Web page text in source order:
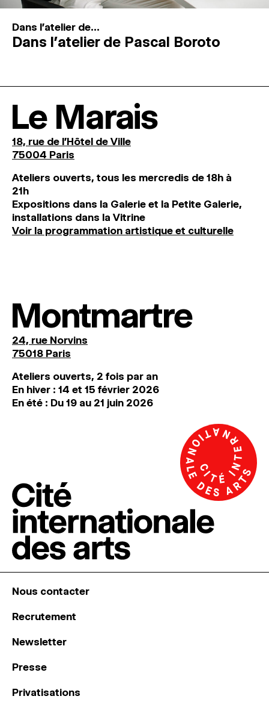
Dans l'atelier de...
Dans l’atelier de Pascal Boroto
Le Marais
18, rue de l'Hôtel de Ville
75004 Paris
Ateliers ouverts, tous les mercredis de 18h à
21h
Expositions dans la Galerie et la Petite Galerie,
installations dans la Vitrine
Voir la programmation artistique et culturelle
Montmartre
24, rue Norvins
75018 Paris
Ateliers ouverts, 2 fois par an
En hiver : 14 et 15 février 2026
En été : Du 19 au 21 juin 2026
Nous contacter
Recrutement
Newsletter
Presse
Privatisations